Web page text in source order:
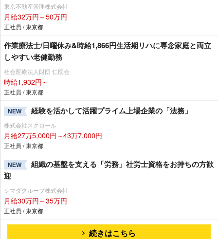
東京不動産管理株式会社
月給32万円～50万円
正社員 / 東京都
作業療法士/日曜休み&時給1,866円生活期リハに専念家庭と両立
しやすい老健勤務
社会医療法人財団 仁医会
時給1,932円～
正社員 / 東京都
NEW 経験を活かして活躍プライム上場企業の「法務」
株式会社スクロール
月給27万5,000円～43万7,000円
正社員 / 東京都
NEW
組織の基盤を支える「労務」社労士資格をお持ちの方歓
迎
シマダグループ株式会社
月給30万円～35万円
正社員 / 東京都
続きはこちら